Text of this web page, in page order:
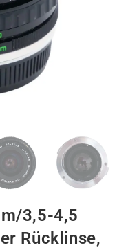
3,5-4,5
Rücklinse,